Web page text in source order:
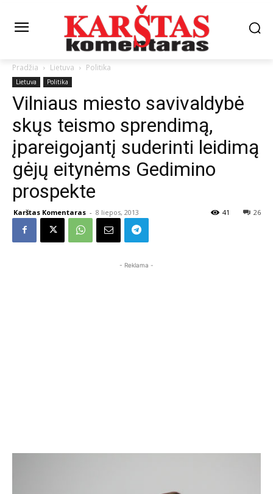
Pradžia Lietuva Politika
Lietuva Politika
Vilniaus miesto savivaldybė
skųs teismo sprendimą,
įpareigojantį suderinti leidimą
gėjų eitynėms Gedimino
prospekte
Karštas Komentaras - 8 liepos, 2013 26
41
- Reklama -